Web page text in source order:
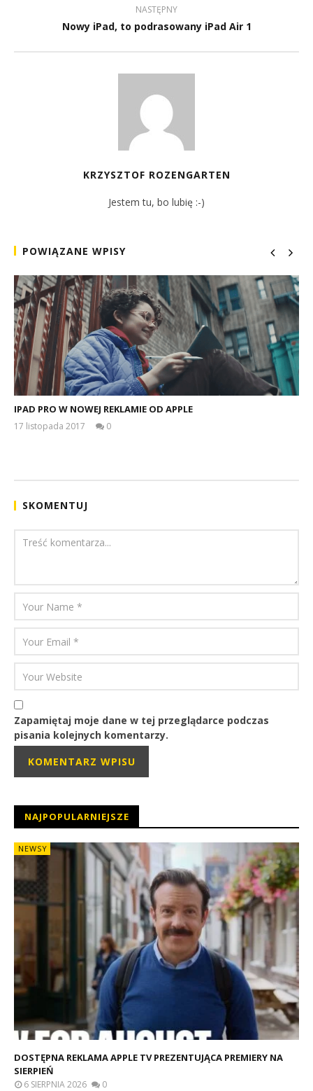
NASTĘPNY
Nowy iPad, to podrasowany iPad Air 1
KRZYSZTOF ROZENGARTEN
Jestem tu, bo lubię :-)
POWIĄZANE WPISY
IPAD PRO W NOWEJ REKLAMIE OD APPLE
17 listopada 2017
0
SKOMENTUJ
Zapamiętaj moje dane w tej przeglądarce podczas
pisania kolejnych komentarzy.
NAJPOPULARNIEJSZE
NEWSY
DOSTĘPNA REKLAMA APPLE TV PREZENTUJĄCA PREMIERY NA
SIERPIEŃ
6 SIERPNIA 2026 0